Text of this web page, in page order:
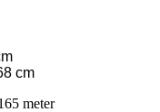
cm
meter